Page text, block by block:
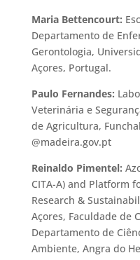
Maria Bettencourt:
Departamento de
Gerontologia,
Açores, Portugal.
Paulo Fernandes:
Veterinária e
de Agricultura,
@madeira.gov.pt
Reinaldo Pimentel:
CITA-A) and Platform
Research &
Açores, Faculdade de
Departamento de
Ambiente, Angra do